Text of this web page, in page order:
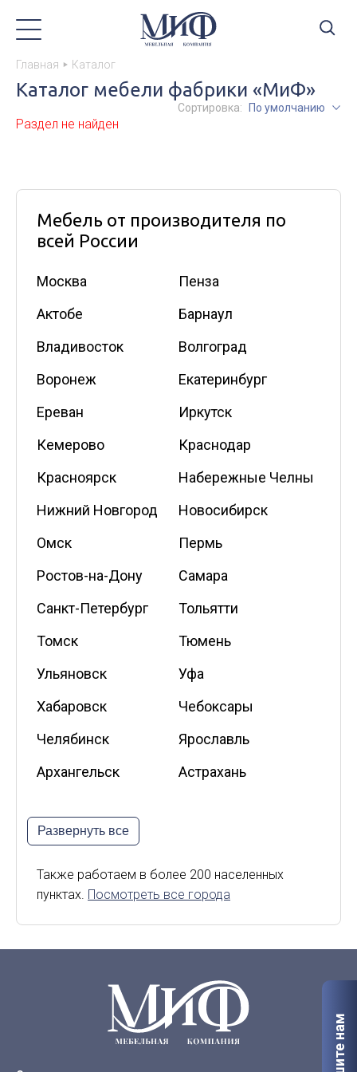
Главная Каталог
Каталог мебели фабрики «МиФ»
Сортировка: По умолчанию
Раздел не найден
Мебель от производителя по
всей России
Москва
Пенза
Актобе
Барнаул
Владивосток
Волгоград
Воронеж
Екатеринбург
Ереван
Иркутск
Кемерово
Краснодар
Красноярск
Набережные Челны
Нижний Новгород
Новосибирск
Омск
Пермь
Ростов-на-Дону
Самара
Санкт-Петербург
Тольятти
Томск
Тюмень
Ульяновск
Уфа
Хабаровск
Чебоксары
Челябинск
Ярославль
Архангельск
Астрахань
Калининград
Киров
Курск
Липецк
Мурманск
Тверь
Развернуть все
Также работаем в более 200 населенных
пунктах. Посмотреть все города